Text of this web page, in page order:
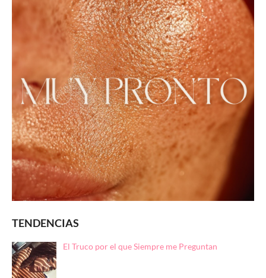
TENDENCIAS
El Truco por el que Siempre me Preguntan